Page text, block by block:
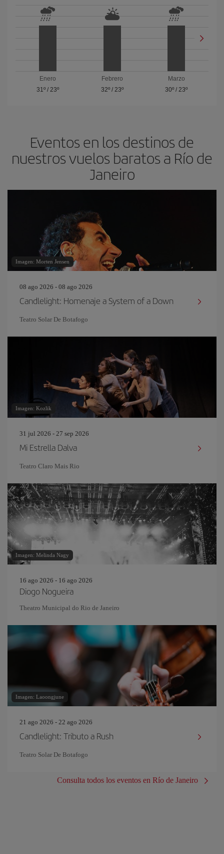
Enero
31º/ 23º
Febrero
32º/ 23º
Marzo
30º /23º
Eventos en los destinos de
nuestros vuelos baratos a Río de
Janeiro
Imagen: Morten Jensen
08 ago 2026 - 08 ago 2026
Candlelight: Homenaje a System of a Down
Teatro Solar De Botafogo
Imagen: Kozlik
31 jul 2026 - 27 sep 2026
Mi Estrella Dalva
Teatro Claro Mais Rio
Imagen: Melinda Nagy
16 ago 2026 - 16 ago 2026
Diogo Nogueira
Theatro Municipal do Rio de Janeiro
Imagen: Laoongjune
21 ago 2026 - 22 ago 2026
Candlelight: Tributo a Rush
Teatro Solar De Botafogo
Consulta todos los eventos en Río de Janeiro